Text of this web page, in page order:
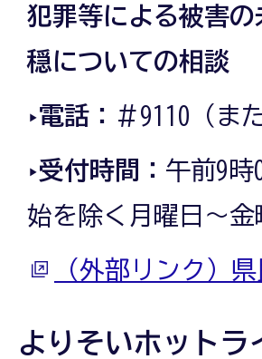
犯罪等による被害
穏についての相談
‣電話： ＃9110（ま
‣受付時間： 午前9時
始を除く月曜日～金
（外部リンク）
よりそいホットラ